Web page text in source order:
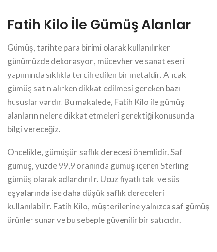
Fatih Kilo İle Gümüş Alanlar
Gümüş, tarihte para birimi olarak kullanılırken
günümüzde dekorasyon, mücevher ve sanat eseri
yapımında sıklıkla tercih edilen bir metaldir. Ancak
gümüş satın alırken dikkat edilmesi gereken bazı
hususlar vardır. Bu makalede, Fatih Kilo ile gümüş
alanların nelere dikkat etmeleri gerektiği konusunda
bilgi vereceğiz.
Öncelikle, gümüşün saflık derecesi önemlidir. Saf
gümüş, yüzde 99,9 oranında gümüş içeren Sterling
gümüş olarak adlandırılır. Ucuz fiyatlı takı ve süs
eşyalarında ise daha düşük saflık dereceleri
kullanılabilir. Fatih Kilo, müşterilerine yalnızca saf gümüş
ürünler sunar ve bu sebeple güvenilir bir satıcıdır.